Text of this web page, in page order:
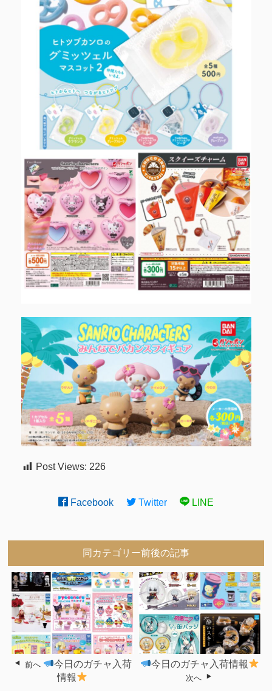
Post Views: 226
Facebook Twitter LINE
同カテゴリー前後の記事
前へ
今日のガチャ入荷
情報
今日のガチャ入荷情報
次へ